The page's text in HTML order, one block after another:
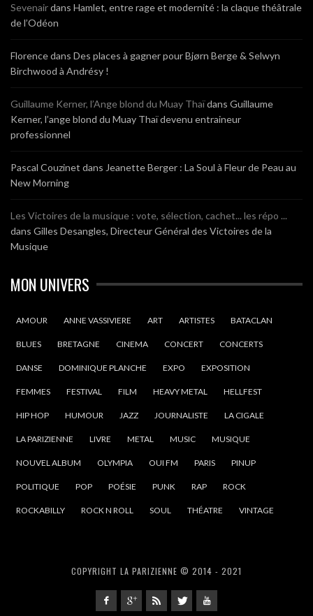
Sevenairdans Hamlet, entre rage et modernité : la claque théâtrale
de l’Odéon
Florencedans Des places à gagner pour Bjørn Berge & Selwyn
Birchwood à Andrésy !
Guillaume Kerner, l’Ange blond du Muay Thaïdans Guillaume
Kerner, l’ange blond du Muay Thaï devenu entraineur
professionnel
Pascal Couzinet dans Jeanette Berger : La Soul à Fleur de Peau au
New Morning
Les Victoires de la musique : vote, sélection, cachet... les répo ...
dans Gilles Desangles, Directeur Général des Victoires de la
Musique
MON UNIVERS
AMOUR ANNE VASSIVIERE ART ARTISTES BATACLAN
BLUES BRETAGNE CINEMA CONCERT CONCERTS
DANSE DOMINIQUE PLANCHE EXPO EXPOSITION
FEMMES FESTIVAL FILM HEAVY METAL HELLFEST
HIP HOP HUMOUR JAZZ JOURNALISTE LA CIGALE
LA PARIZIENNE LIVRE METAL MUSIC MUSIQUE
NOUVEL ALBUM OLYMPIA OUI FM PARIS PINUP
POLITIQUE POP POÉSIE PUNK RAP ROCK
ROCKABILLY ROCK N ROLL SOUL THÉATRE VINTAGE
COPYRIGHT LA PARIZIENNE © 2014 - 2021